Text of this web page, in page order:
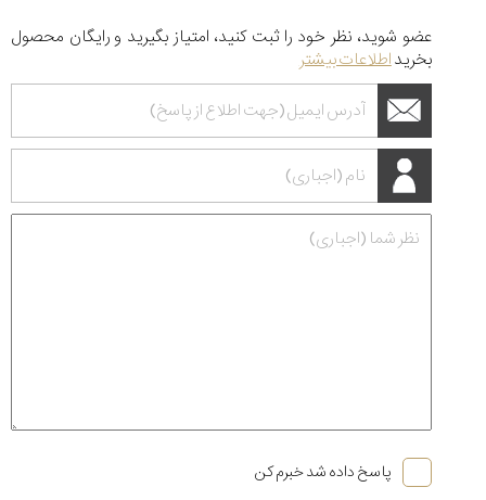
عضو شوید، نظر خود را ثبت کنید، امتیاز بگیرید و رایگان محصول
بخریداطلاعات بیشتر
پاسخ داده شد خبرم کن